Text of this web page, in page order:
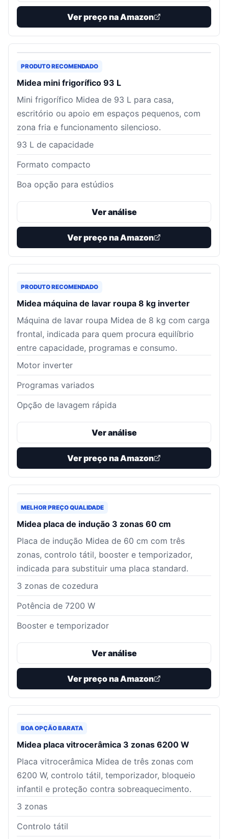
Ver preço na Amazon
PRODUTO RECOMENDADO
Midea mini frigorífico 93 L
Mini frigorífico Midea de 93 L para casa,
escritório ou apoio em espaços pequenos, com
zona fria e funcionamento silencioso.
93 L de capacidade
Formato compacto
Boa opção para estúdios
Ver análise
Ver preço na Amazon
PRODUTO RECOMENDADO
Midea máquina de lavar roupa 8 kg inverter
Máquina de lavar roupa Midea de 8 kg com carga
frontal, indicada para quem procura equilíbrio
entre capacidade, programas e consumo.
Motor inverter
Programas variados
Opção de lavagem rápida
Ver análise
Ver preço na Amazon
MELHOR PREÇO QUALIDADE
Midea placa de indução 3 zonas 60 cm
Placa de indução Midea de 60 cm com três
zonas, controlo tátil, booster e temporizador,
indicada para substituir uma placa standard.
3 zonas de cozedura
Potência de 7200 W
Booster e temporizador
Ver análise
Ver preço na Amazon
BOA OPÇÃO BARATA
Midea placa vitrocerâmica 3 zonas 6200 W
Placa vitrocerâmica Midea de três zonas com
6200 W, controlo tátil, temporizador, bloqueio
infantil e proteção contra sobreaquecimento.
3 zonas
Controlo tátil